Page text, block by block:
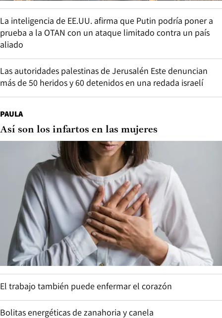
La inteligencia de EE.UU. afirma que Putin podría poner a
prueba a la OTAN con un ataque limitado contra un país
aliado
Las autoridades palestinas de Jerusalén Este denuncian
más de 50 heridos y 60 detenidos en una redada israelí
PAULA
Así son los infartos en las mujeres
El trabajo también puede enfermar el corazón
Bolitas energéticas de zanahoria y canela